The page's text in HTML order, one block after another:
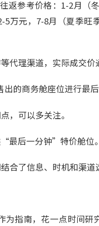
返参考价格：1-2月（
万元，7-8月（夏季旺
代理渠道，实际成交价
的商务舱座位进行最后
，可以多关注。
最后一分钟”特价舱位。
合了信息、时机和渠道
指南，花一点时间研